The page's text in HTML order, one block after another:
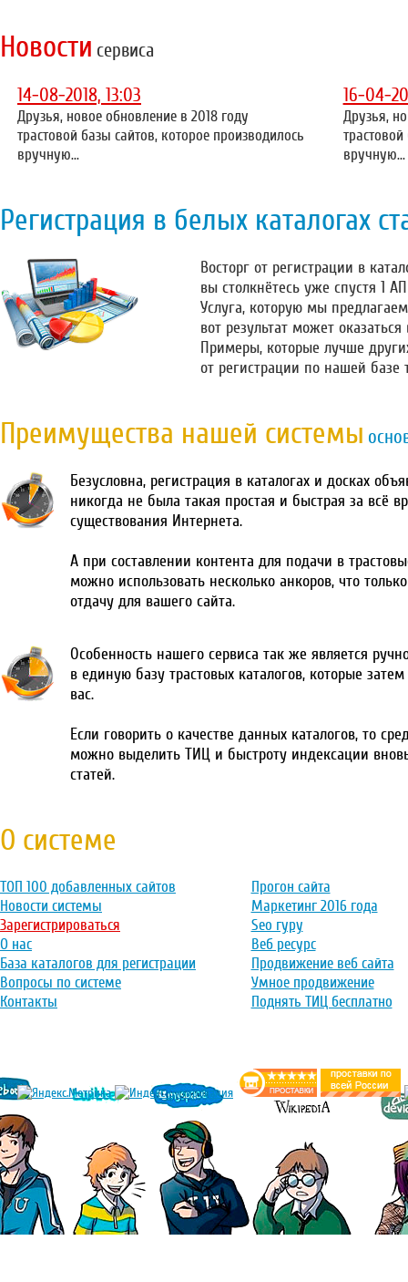
Новости сервиса
14-08-2018, 13:03
Друзья, новое обновление в 2018 году
трастовой базы сайтов, которое производилось
вручную...
16-04-
Друзья,
вручную...
Регистрация в белых каталогах
Восторг от регистрации в
вы столкнётесь уже спустя 1
Услуга, которую мы
вот результат может
Примеры, которые лучше
от регистрации по нашей базе
Преимущества нашей системы
Безусловна, регистрация в каталогах и досках
никогда не была такая простая и быстрая за всё
существования Интернета.
А при составлении контента для подачи в
можно использовать несколько анкоров, что
отдачу для вашего сайта.
Особенность нашего сервиса так же является
в единую базу трастовых каталогов, которые
вас.
Если говорить о качестве данных каталогов, то
можно выделить ТИЦ и быстроту индексации
статей.
О системе
ТОП 100 добавленных сайтов
Новости системы
Зарегистрироваться
О нас
База каталогов для регистрации
Вопросы по системе
Контакты
Прогон сайта
Маркетинг 2016 года
Seo гуру
Веб ресурс
Продвижение веб сайта
Умное продвижение
Поднять ТИЦ бесплатно